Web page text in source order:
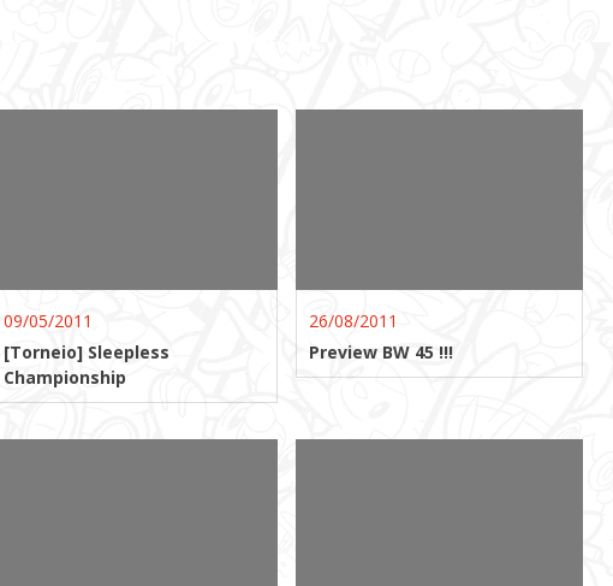
09/05/2011
[Torneio] Sleepless
Championship
26/08/2011
Preview BW 45 !!!